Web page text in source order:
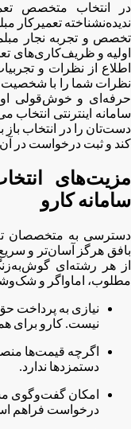
در انتخاب متخصص
ندیده‌نشناخته تعمیرکار
تخصص و تجربه نجار
اولیه و ظریف‌کاری‌های
اطلاع از نظرات و
نظرات شما را با شخصیت
حرفه‌ای و خوش‌قولی او
سامانه اینترنتی انتخاب
دست‌تان را در انتخاب
کند و ثبت درخواست در آن
مزیت‌های
سامانه کارو
دسترسی به متخصصان
بافق هرگز آسان‌تر و
از هر رشته‌ای گوش‌به‌زنگ
مطلوب، اماواگر و
نیازی به پرداخت
نیست. کارو برای
اگرچه قیمت‌ها
دستمزدها ندارد.
امکان گفت‌و‌گوی
درخواست فراهم